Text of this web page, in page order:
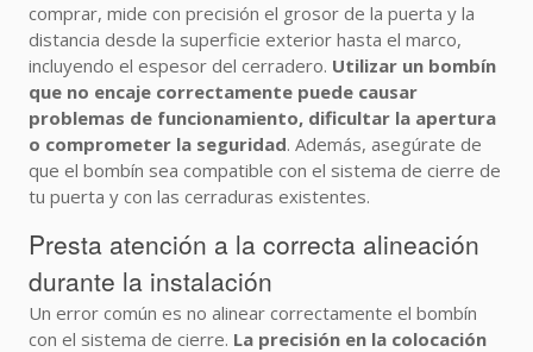
comprar, mide con precisión el grosor de la puerta y la
distancia desde la superficie exterior hasta el marco,
incluyendo el espesor del cerradero. Utilizar un bombín
que no encaje correctamente puede causar
problemas de funcionamiento, dificultar la apertura
o comprometer la seguridad. Además, asegúrate de
que el bombín sea compatible con el sistema de cierre de
tu puerta y con las cerraduras existentes.
Presta atención a la correcta alineación
durante la instalación
Un error común es no alinear correctamente el bombín
con el sistema de cierre. La precisión en la colocación